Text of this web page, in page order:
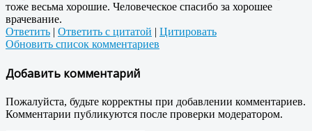
тоже весьма хорошие. Человеческое спасибо за хорошее
врачевание.
Ответить | Ответить с цитатой | Цитировать
Обновить список комментариев
Добавить комментарий
Пожалуйста, будьте корректны при добавлении комментариев.
Комментарии публикуются после проверки модератором.